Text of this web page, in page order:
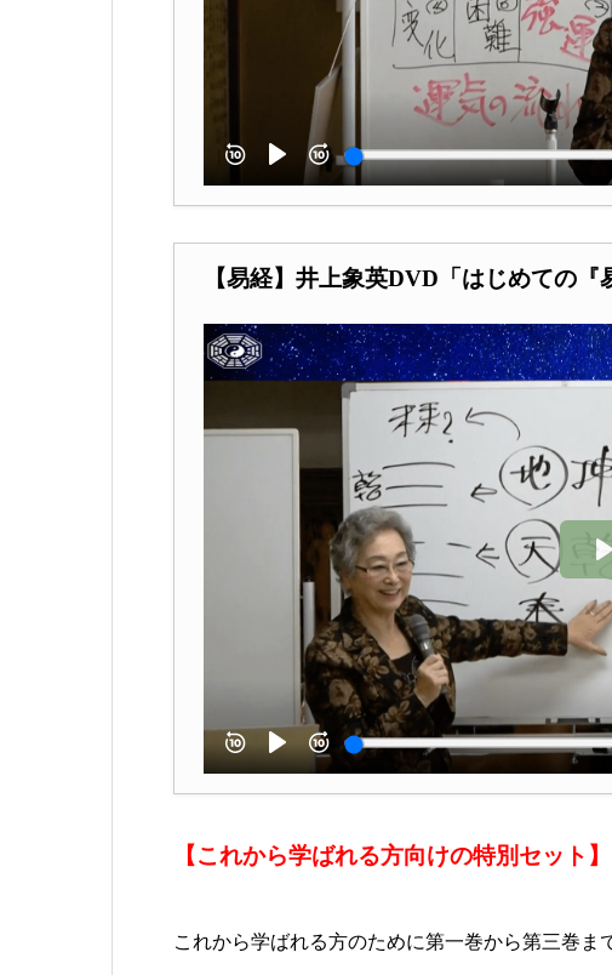
【易経】井上象英DVD「はじめての
【これから学ばれる方向けの特別セット】
これから学ばれる方のために第一巻から第三巻ま